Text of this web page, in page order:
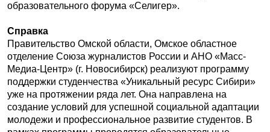
образовательного форума «Селигер».
Справка
Правительство Омской области, Омское областное
отделение Союза журналистов России и АНО «Масс-
Медиа-Центр» (г. Новосибирск) реализуют программу
поддержки студенчества «Уникальный ресурс Сибири»
уже на протяжении ряда лет. Она направлена на
создание условий для успешной социальной адаптации
молодежи и профессиональное развитие студентов. В